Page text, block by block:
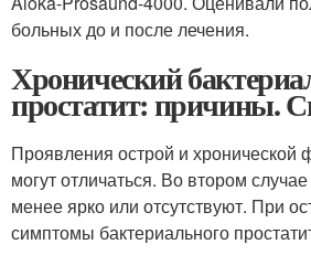
больных до и после лечения.
Хронический
простатит: причины.
Проявления острой и
могут отличаться. Во втором
менее ярко или отсутствуют. При
симптомы бактериального